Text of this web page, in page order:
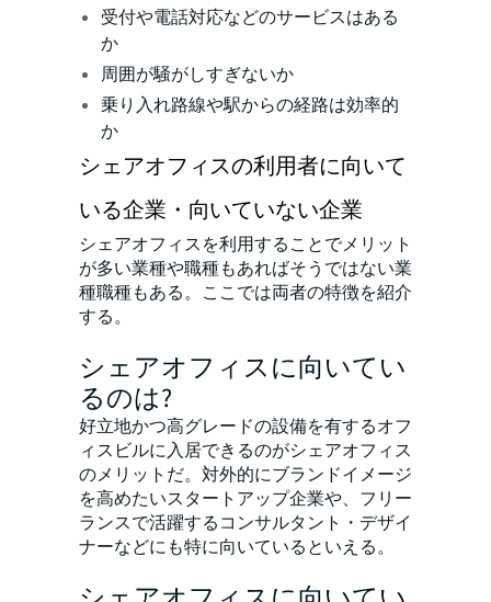
受付や電話対応などのサービスはある
か
周囲が騒がしすぎないか
乗り入れ路線や駅からの経路は効率的
か
シェアオフィスの利用者に向いて
いる企業・向いていない企業
シェアオフィスを利用することでメリット
が多い業種や職種もあればそうではない業
種職種もある。ここでは両者の特徴を紹介
する。
シェアオフィスに向いてい
るのは?
好立地かつ高グレードの設備を有するオフ
ィスビルに入居できるのがシェアオフィス
のメリットだ。対外的にブランドイメージ
を高めたいスタートアップ企業や、フリー
ランスで活躍するコンサルタント・デザイ
ナーなどにも特に向いているといえる。